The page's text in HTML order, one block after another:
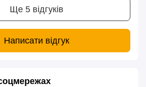
Ще 5 відгуків
Написати відгук